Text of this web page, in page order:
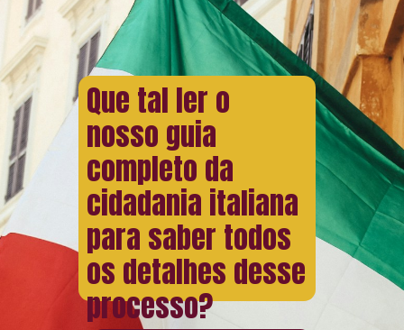
Que tal ler o
nosso guia
completo da
cidadania italiana
para saber todos
os detalhes desse
processo?